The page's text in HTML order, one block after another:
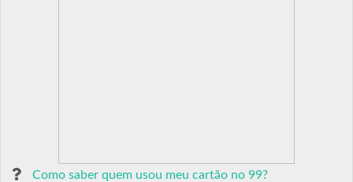
Como saber quem usou meu cartão no 99?